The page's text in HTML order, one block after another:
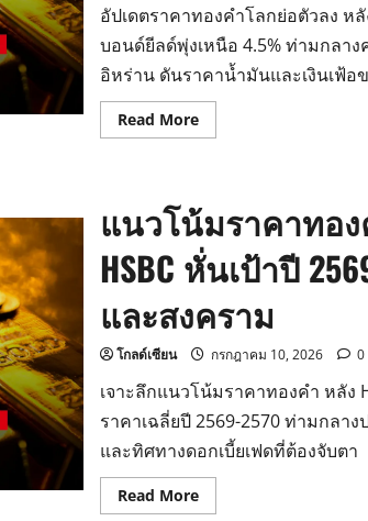
อัปเดตราคาทองคำโลกย่อตัวลง ห
บอนด์ยีลด์พุ่งเหนือ 4.5% ท่ามกลาง
อิหร่าน ดันราคาน้ำมันและเงินเฟ้อ
Read MoreRead
more
รับ
แรง
กดดัน
ดอลลาร์
แข็ง
ค่า-
เฟด
ส่ง
สัญญาณ
ขึ้น
ดอกเบี้ย
แนวโน้มราคาทอ
HSBC หั่นเป้าปี
และสงคราม
โกลด์เซียน กรกฎาคม 10, 2026 0
เจาะลึกแนวโน้มราคาทองคำ หลัง
ราคาเฉลี่ยปี 2569-2570 ท่ามกลา
และทิศทางดอกเบี้ยเฟดที่ต้องจับตา
Read MoreRead
more